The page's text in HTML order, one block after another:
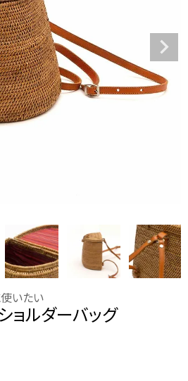
いたい
ョルダーバッグ